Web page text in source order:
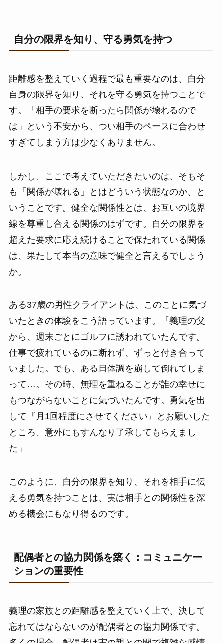
自分の限界を知り、守る勇気を持つ
距離感を整えていく過程で最も重要なのは、自分
自身の限界を知り、それを守る勇気を持つことで
す。「相手の要求を断ったら関係が壊れるので
は」という不安から、つい相手のペースに合わせ
すぎてしまう方は少なくありません。
しかし、ここで考えていただきたいのは、そもそ
も「関係が壊れる」とはどういう状態なのか、と
いうことです。健全な関係性とは、お互いの境界
線を尊重し合える関係のはずです。自分の限界を
超えた要求に応え続けることで保たれている関係
は、果たして本当の意味で健全と言えるでしょう
か。
ある37歳の男性クライアントは、このことに気づ
いたときの体験をこう語っています。「義理の父
から、週末ごとにゴルフに誘われていたんです。
仕事で疲れているのに断れず、ずっと付き合って
いました。でも、ある日体調を崩して倒れてしま
って…。その時、無理を重ねることが誰の幸せに
もつながらないことに気づいたんです。勇気を出
して『月1回程度にさせてください』とお願いした
ところ、意外にもすんなり了承してもらえまし
た」
このように、自分の限界を知り、それを相手に伝
える勇気を持つことは、実は相手との関係性を深
める機会にもなり得るのです。
配偶者との協力関係を築く：コミュニケー
ションの重要性
義理の家族との距離感を整えていく上で、決して
忘れてはならないのが配偶者との協力関係です。